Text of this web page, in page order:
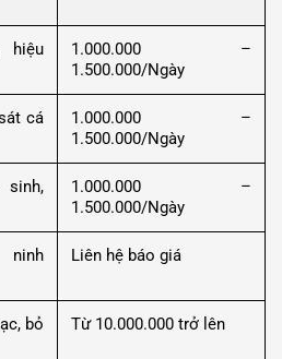
1.000.000 –
1.500.000/Ngày
cá
1.000.000 –
1.500.000/Ngày
1.000.000 –
1.500.000/Ngày
Liên hệ báo giá
bỏ
Từ 10.000.000 trở lên